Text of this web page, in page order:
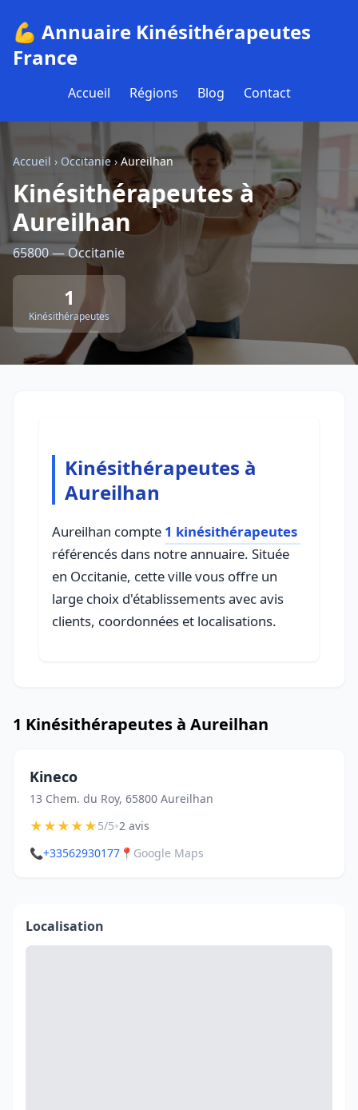
💪 Annuaire Kinésithérapeutes
France
Accueil Régions Blog Contact
Accueil › Occitanie›Aureilhan
Kinésithérapeutes à
Aureilhan
65800 — Occitanie
1
Kinésithérapeutes
Kinésithérapeutes à
Aureilhan
Aureilhan compte 1 kinésithérapeutes
référencés dans notre annuaire. Située
en Occitanie, cette ville vous offre un
large choix d'établissements avec avis
clients, coordonnées et localisations.
1 Kinésithérapeutes à Aureilhan
Kineco
13 Chem. du Roy, 65800 Aureilhan
★★★★★5/5•2 avis
📞+33562930177 📍 Google Maps
Localisation